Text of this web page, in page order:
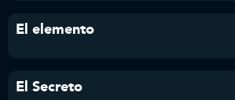
El elemento
El Secreto